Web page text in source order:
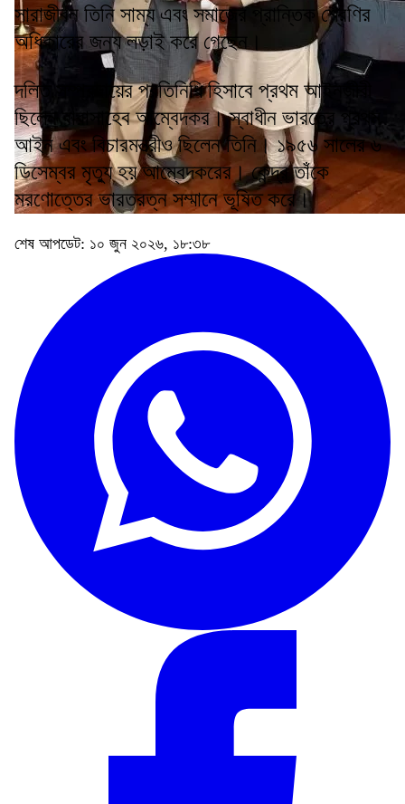
সারাজীবন তিনি সাম্য এবং সমাজের প্রান্তিক শ্রেণির
অধিকারের জন্য লড়াই করে গেছেন।
দলিত সম্প্রদায়ের প্রতিনিধি হিসাবে প্রথম আইনজীবী
ছিলেন বাবাসাহেব আম্বেদকর। স্বাধীন ভারতের প্রথম
আইন এবং বিচারমন্ত্রীও ছিলেন তিনি। ১৯৫৬ সালের ৬
ডিসেম্বর মৃত্যু হয় আম্বেদকরের। কেন্দ্র তাঁকে
মরণোত্তের ভারতরত্ন সম্মানে ভূষিত করে।
শেষ আপডেট: ১০ জুন ২০২৬, ১৮:৩৮